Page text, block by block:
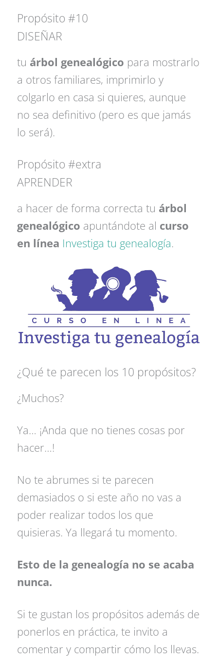
Propósito #10
DISEÑAR
tu árbol genealógico para mostrarlo
a otros familiares, imprimirlo y
colgarlo en casa si quieres, aunque
no sea definitivo (pero es que jamás
lo será).
Propósito #extra
APRENDER
a hacer de forma correcta tu árbol
genealógico apuntándote al curso
en línea Investiga tu genealogía.
¿Qué te parecen los 10 propósitos?
¿Muchos?
Ya… ¡Anda que no tienes cosas por
hacer…!
No te abrumes si te parecen
demasiados o si este año no vas a
poder realizar todos los que
quisieras. Ya llegará tu momento.
Esto de la genealogía no se acaba
nunca.
Si te gustan los propósitos además de
ponerlos en práctica, te invito a
comentar y compartir cómo los llevas.